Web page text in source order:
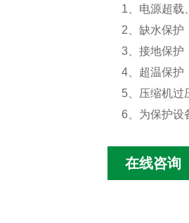
1 、电源超
2 、缺水保护
3、接地保护
4、超温保护
5、压缩机过
6 、为保护设
在线咨询